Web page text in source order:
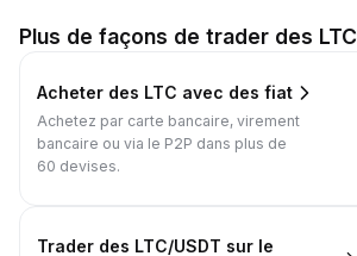
Plus de façons de trader des LTC
Acheter des LTC avec des fiat
Achetez par carte bancaire, virement
bancaire ou via le P2P dans plus de
60 devises.
Trader des LTC/USDT sur le